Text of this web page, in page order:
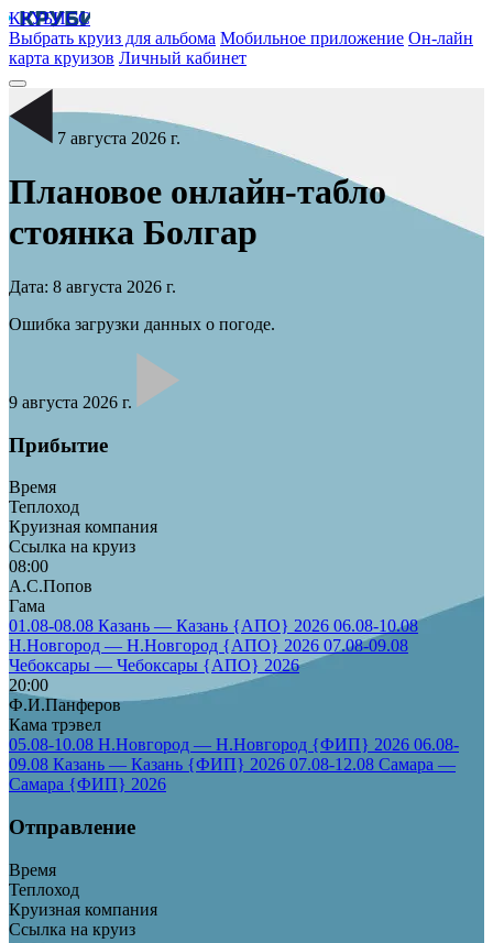
КРУБИСС
Выбрать круиз для альбома Мобильное приложение Он-лайн
карта круизов Личный кабинет
7 августа 2026 г.
Плановое онлайн-табло
стоянка Болгар
Дата: 8 августа 2026 г.
Ошибка загрузки данных о погоде.
9 августа 2026 г.
Прибытие
Время
Теплоход
Круизная компания
Ссылка на круиз
08:00
А.С.Попов
Гама
01.08-08.08 Казань — Казань {АПО} 2026 06.08-10.08
Н.Новгород — Н.Новгород {АПО} 2026 07.08-09.08
Чебоксары — Чебоксары {АПО} 2026
20:00
Ф.И.Панферов
Кама трэвел
05.08-10.08 Н.Новгород — Н.Новгород {ФИП} 2026 06.08-
09.08 Казань — Казань {ФИП} 2026 07.08-12.08 Самара —
Самара {ФИП} 2026
Отправление
Время
Теплоход
Круизная компания
Ссылка на круиз